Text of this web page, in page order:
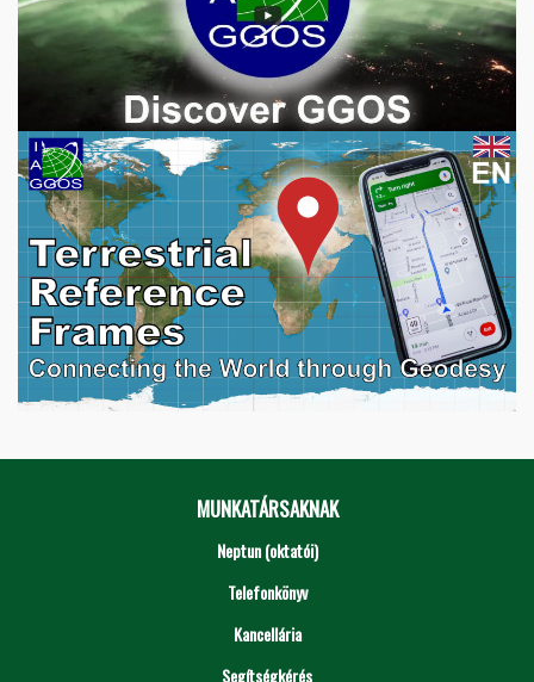
MUNKATÁRSAKNAK
Neptun (oktatói)
Telefonkönyv
Kancellária
Segítségkérés